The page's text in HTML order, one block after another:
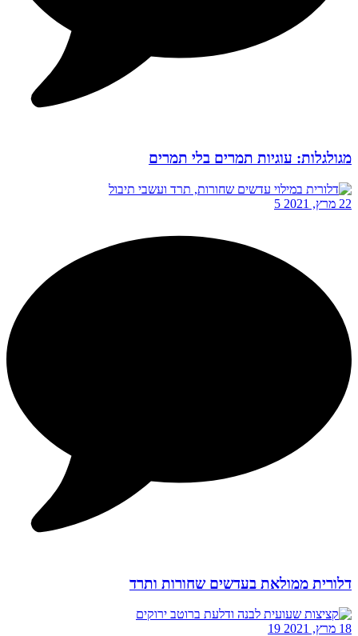
מגולגלות: עוגיות תמרים בלי תמרים
22 מרץ, 2021 5
דלורית ממולאת בעדשים שחורות ותרד
18 מרץ, 2021 19